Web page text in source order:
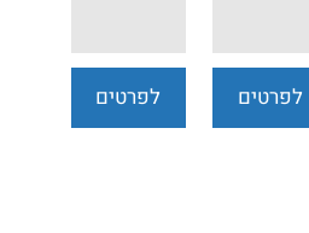
לפרטים
לפרטים